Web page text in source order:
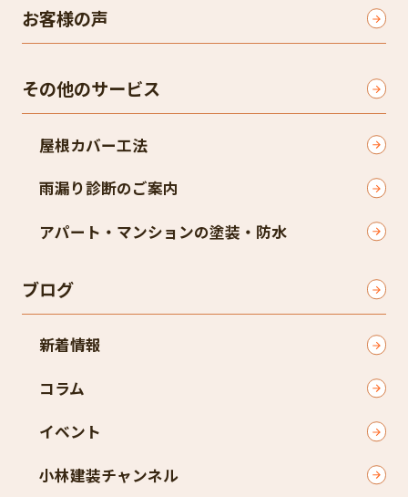
お客様の声
その他のサービス
屋根カバー工法
雨漏り診断のご案内
アパート・マンションの塗装・防水
ブログ
新着情報
コラム
イベント
小林建装チャンネル